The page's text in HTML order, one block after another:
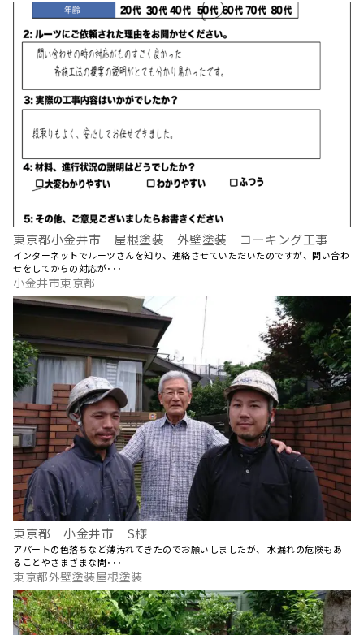
東京都小金井市 屋根塗装 外壁塗装 コーキング工事
インターネットでルーツさんを知り、連絡させていただいたのですが、問い合わ
せをしてからの対応が･･･
小金井市東京都
東京都 小金井市 S様
アパートの色落ちなど薄汚れてきたのでお願いしましたが、 水漏れの危険もあ
ることやさまざまな問･･･
東京都外壁塗装屋根塗装